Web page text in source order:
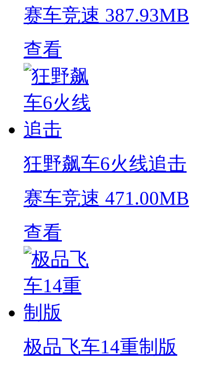
赛车竞速 387.93MB
查看
狂野飙车6火线追击
赛车竞速 471.00MB
查看
极品飞车14重制版